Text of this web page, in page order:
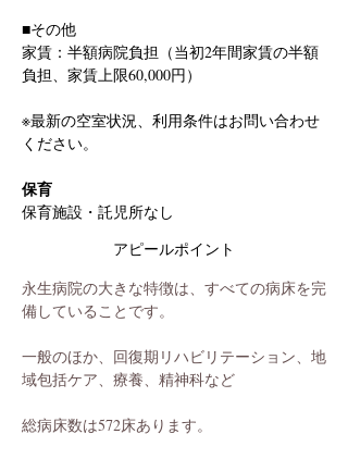
■その他
家賃：半額病院負担（当初2年間家賃の半額
負担、家賃上限60,000円）
※最新の空室状況、利用条件はお問い合わせ
ください。
保育
保育施設・託児所なし
アピールポイント
永生病院の大きな特徴は、すべての病床を完
備していることです。
一般のほか、回復期リハビリテーション、地
域包括ケア、療養、精神科など
総病床数は572床あります。